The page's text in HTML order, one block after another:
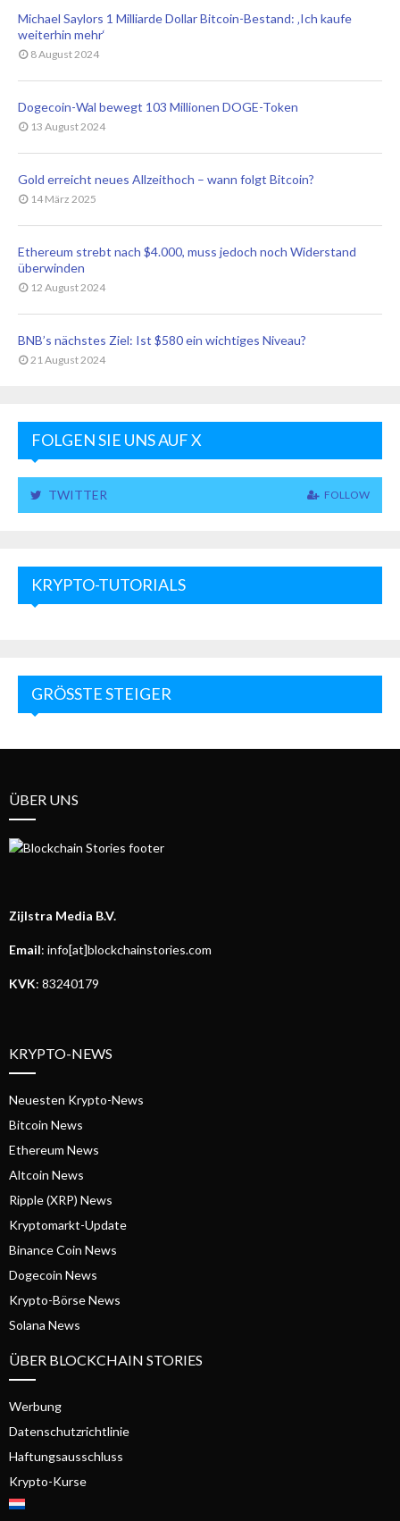
Michael Saylors 1 Milliarde Dollar Bitcoin-Bestand: ‚Ich kaufe
weiterhin mehr‘
8 August 2024
Dogecoin-Wal bewegt 103 Millionen DOGE-Token
13 August 2024
Gold erreicht neues Allzeithoch – wann folgt Bitcoin?
14 März 2025
Ethereum strebt nach $4.000, muss jedoch noch Widerstand
überwinden
12 August 2024
BNB’s nächstes Ziel: Ist $580 ein wichtiges Niveau?
21 August 2024
FOLGEN SIE UNS AUF X
TWITTER FOLLOW
KRYPTO-TUTORIALS
GRÖSSTE STEIGER
ÜBER UNS
Zijlstra Media B.V.
Email: info[at]blockchainstories.com
KVK: 83240179
KRYPTO-NEWS
Neuesten Krypto-News
Bitcoin News
Ethereum News
Altcoin News
Ripple (XRP) News
Kryptomarkt-Update
Binance Coin News
Dogecoin News
Krypto-Börse News
Solana News
ÜBER BLOCKCHAIN STORIES
Werbung
Datenschutzrichtlinie
Haftungsausschluss
Krypto-Kurse